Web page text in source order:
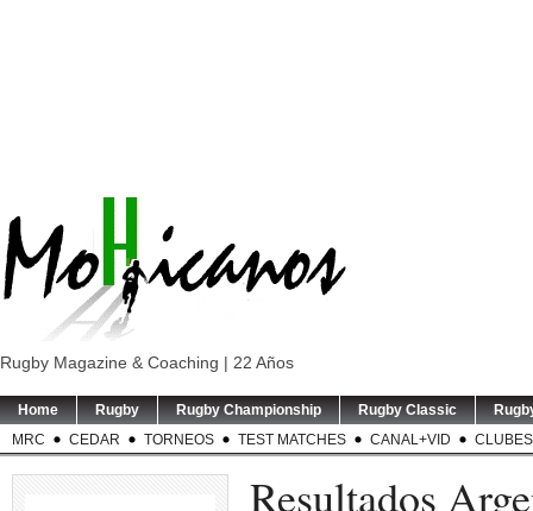
Rugby Magazine & Coaching | 22 Años
Home Rugby Rugby Championship Rugby Classic
MRC
CEDAR TORNEOS TEST MATCHES CANAL+VID CLUBES
Resultados